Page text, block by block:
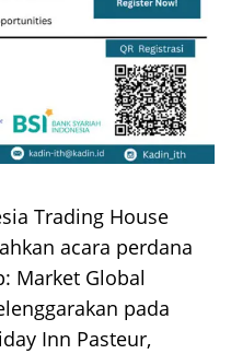
Trading House
acara perdana
Market Global
pada
Inn Pasteur,